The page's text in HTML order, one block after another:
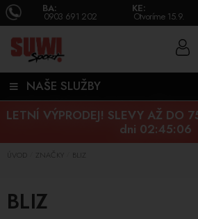
BA:
0903 691 202
KE:
Otvoríme 15.9.
NAŠE SLUŽBY
LETNÍ VÝPRODEJ! SLEVY AŽ DO
dni 02:45:06
ÚVOD ZNAČKY BLIZ
BLIZ